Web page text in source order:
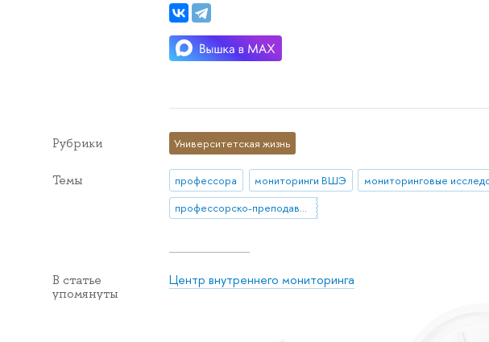
Рубрики Университетская жизнь
Темы профессора мониторинги ВШЭ
профессорско-преподавательский состав
В статье
упомянуты
Центр внутреннего мониторинга